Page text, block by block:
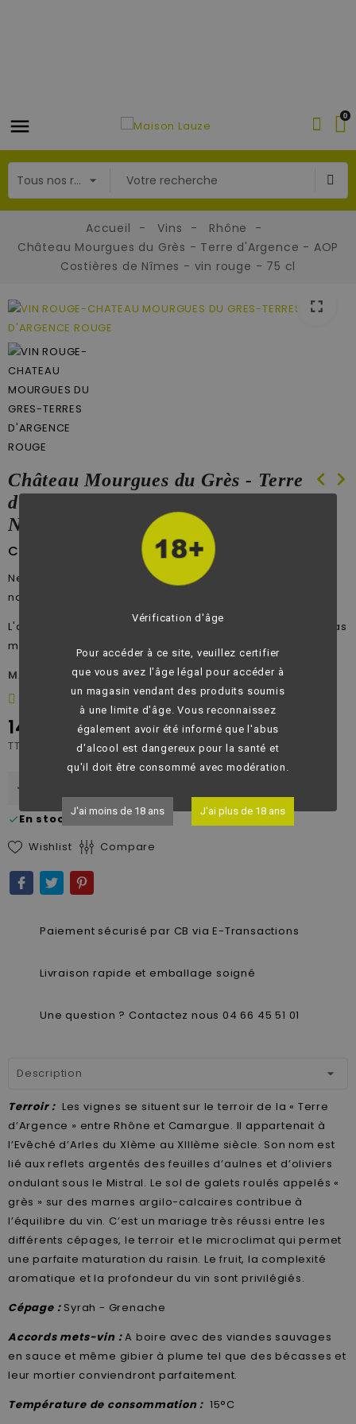
Vérification d'âge
Pour accéder à ce site, veuillez certifier
que vous avez l'âge légal pour accéder à
un magasin vendant des produits soumis
à une limite d'âge. Vous reconnaissez
également avoir été informé que l'abus
d'alcool est dangereux pour la santé et
qu'il doit être consommé avec modération.
J'ai moins de 18 ans J'ai plus de 18 ans
0
Accueil Vins
Rhône
Château Mourgues du Grès - Terre d'Argence - AOP
Costières de Nîmes - vin rouge - 75 cl
fullscreen
Château Mourgues du Grès - Terre
d'Argence - AOP Costières de
Nîmes - vin rouge - 75 cl
chevron_left chevron_right
Château Mourgues du Grès
Nez complexe de fruits noirs confits, légèrement fumé et
notes de tabac complété par une point d'épices douces.
L'attaque en bouche se révèle puissant l'épice ressort pas
mal pour s’atténuer sur la douceur des fruits confits.
MARQUE:
Château Mourgues du Grès
Donnez votre avis
14,20 €
TTC
-
check En stock
Wishlist
Compare
Paiement sécurisé par CB via E-Transactions
Livraison rapide et emballage soigné
Une question ? Contactez nous 04 66 45 51 01
Description
Terroir : Les vignes se situent sur le terroir de la « Terre
d’Argence » entre Rhône et Camargue. Il appartenait à
l’Evêché d’Arles du XIème au XIIIème siècle. Son nom est
lié aux reflets argentés des feuilles d’aulnes et d’oliviers
ondulant sous le Mistral. Le sol de galets roulés appelés «
grès » sur des marnes argilo-calcaires contribue à
l’équilibre du vin. C’est un mariage très réussi entre les
différents cépages, le terroir et le microclimat qui permet
une parfaite maturation du raisin. Le fruit, la complexité
aromatique et la profondeur du vin sont privilégiés.
Cépage :Syrah - Grenache
Accords mets-vin :A boire avec des viandes sauvages
en sauce et même gibier à plume tel que des bécasses et
leur mortier conviendront parfaitement.
Température de consommation : 15°C